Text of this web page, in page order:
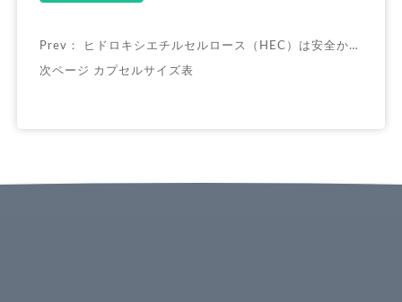
Prev： ヒドロキシエチルセルロース（HEC）は安全か-顧客の最大の懸念に対する答えはここにある
次ページ カプセルサイズ表